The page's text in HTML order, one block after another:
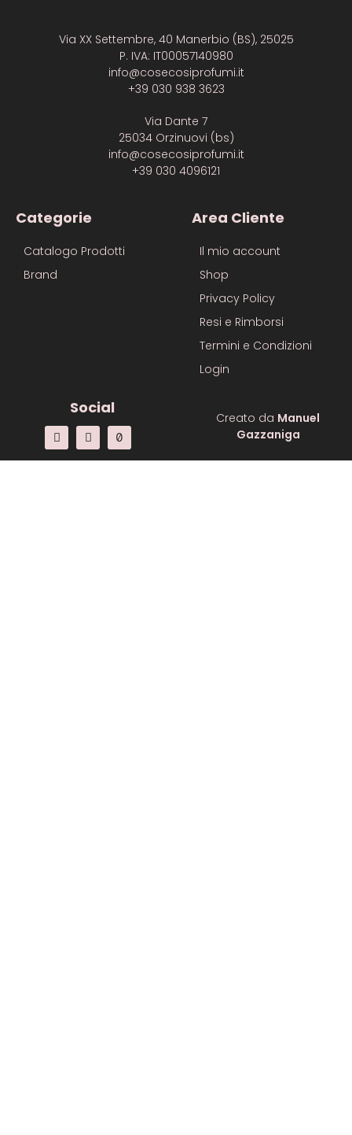
Via XX Settembre, 40 Manerbio (BS), 25025
P. IVA: IT00057140980
info@cosecosiprofumi.it
+39 030 938 3623
Via Dante 7
25034 Orzinuovi (bs)
info@cosecosiprofumi.it
+39 030 4096121
Categorie
Catalogo Prodotti
Brand
Area Cliente
Il mio account
Shop
Privacy Policy
Resi e Rimborsi
Termini e Condizioni
Login
Social
Creato da Manuel
Gazzaniga